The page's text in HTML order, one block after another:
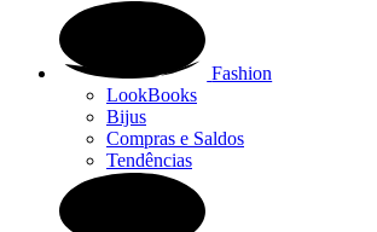
Fashion
LookBooks
Bijus
Compras e Saldos
Tendências